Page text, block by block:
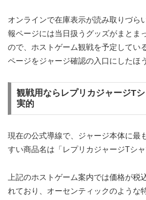
オンラインで在庫表示が読み取りづら
報ページには当日扱うグッズがまとま
ので、ホストゲーム観戦を予定してい
ページをジャージ確認の入口にしたほ
観戦用ならレプリカジャージT
実的
現在の公式導線で、ジャージ本体に最
すい商品名は「レプリカジャージTシャ
上記のホストゲーム案内では価格が税
れており、オーセンティックのような